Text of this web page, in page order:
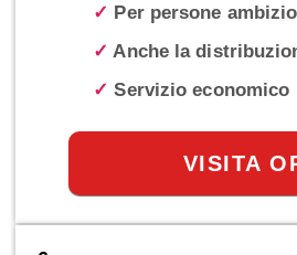
✓ Per persone
✓ Anche la
✓ Servizio economico
VISITA